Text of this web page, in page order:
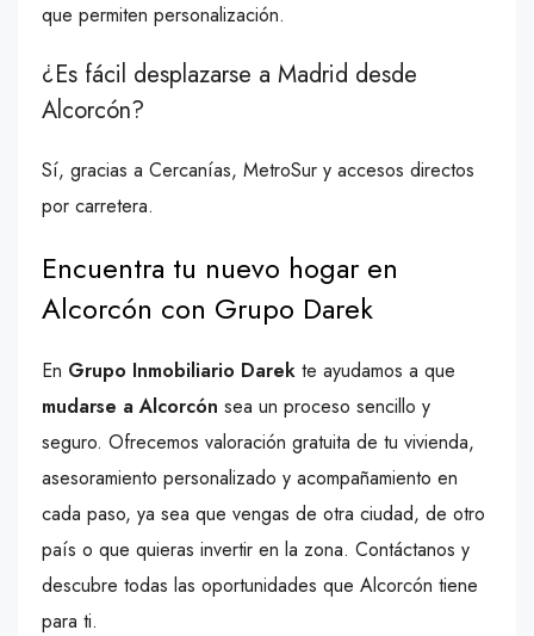
que permiten personalización.
¿Es fácil desplazarse a Madrid desde
Alcorcón?
Sí, gracias a Cercanías, MetroSur y accesos directos
por carretera.
Encuentra tu nuevo hogar en
Alcorcón con Grupo Darek
En Grupo Inmobiliario Darek te ayudamos a que
mudarse a Alcorcón sea un proceso sencillo y
seguro. Ofrecemos valoración gratuita de tu vivienda,
asesoramiento personalizado y acompañamiento en
cada paso, ya sea que vengas de otra ciudad, de otro
país o que quieras invertir en la zona. Contáctanos y
descubre todas las oportunidades que Alcorcón tiene
para ti.